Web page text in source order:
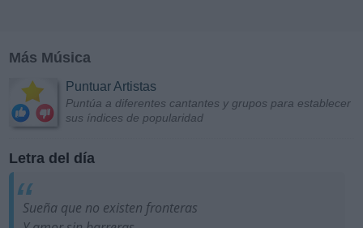
Más Música
Puntuar Artistas
Puntúa a diferentes cantantes y grupos para establecer
sus índices de popularidad
Letra del día
Sueña que no existen fronteras